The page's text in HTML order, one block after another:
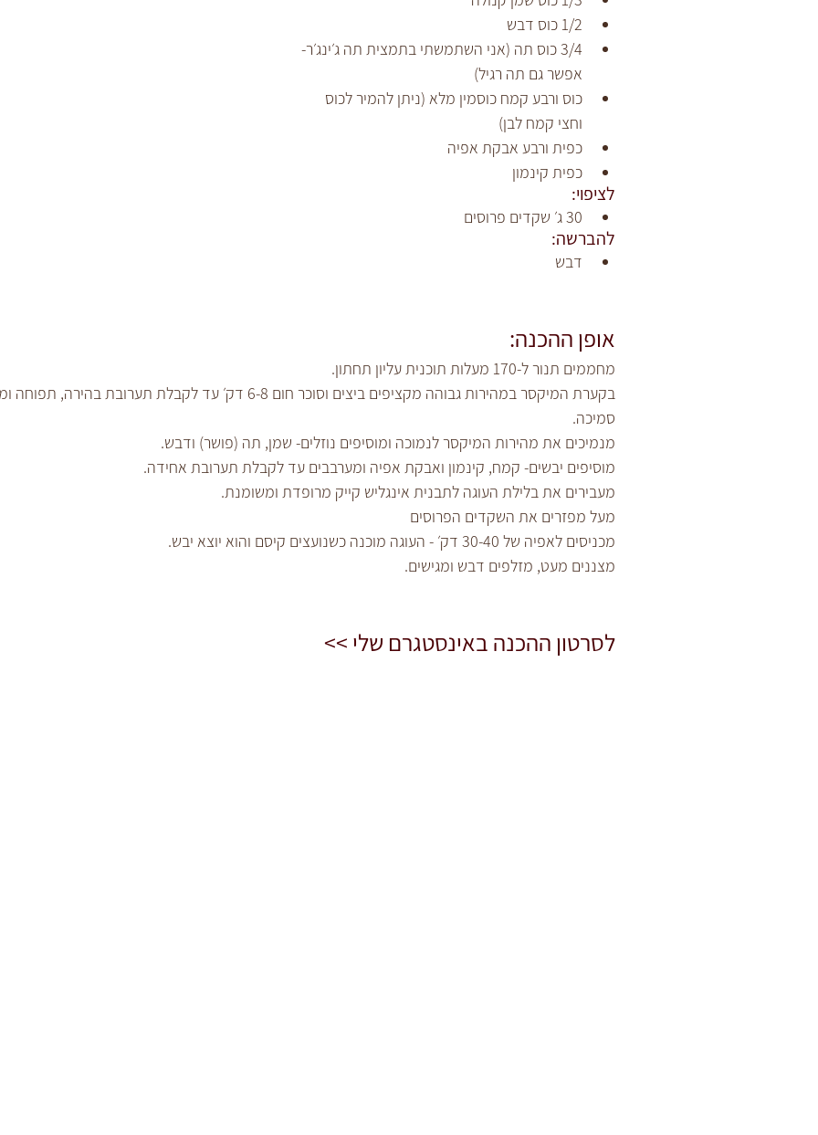
1/2 כוס דבש
3/4 כוס תה (אני השתמשתי בתמצית תה ג׳ינג׳ר-
אפשר גם תה רגיל)
כוס ורבע קמח כוסמין מלא (ניתן להמיר לכוס
וחצי קמח לבן)
כפית ורבע אבקת אפיה
כפית קינמון
לציפוי:
30 ג׳ שקדים פרוסים
להברשה:
דבש
אופן ההכנה:
מחממים תנור ל-170 מעלות תוכנית עליון תחתון.
בקערת המיקסר במהירות גבוהה מקציפים ביצים וסוכר חום 6-8 דק׳ עד לקבלת תערובת בהירה,
סמיכה.
מנמיכים את מהירות המיקסר לנמוכה ומוסיפים נוזלים- שמן, תה (פושר) ודבש.
מוסיפים יבשים- קמח, קינמון ואבקת אפיה ומערבבים עד לקבלת תערובת אחידה.
מעבירים את בלילת העוגה לתבנית אינגליש קייק מרופדת ומשומנת.
מעל מפזרים את השקדים הפרוסים
מכניסים לאפיה של 30-40 דק׳ - העוגה מוכנה כשנועצים קיסם והוא יוצא יבש.
מצננים מעט, מזלפים דבש ומגישים.
לסרטון ההכנה באינסטגרם שלי >>